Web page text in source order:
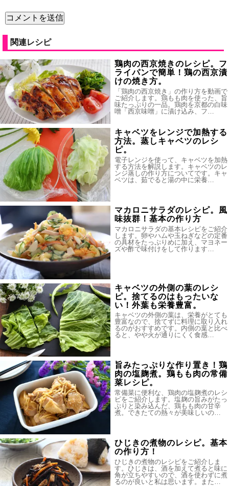
関連レシピ
鶏肉の西京焼きのレシピ。フ
ライパンで簡単！鶏の西京漬
けの焼き方。
「鶏肉の西京焼き」の作り方を動画で
ご紹介します。鶏もも肉を使った、旨
味たっぷりの一品。鶏肉を京都の白味
噌「西京味噌」に漬け込み、フ…
キャベツをレンジで加熱する
方法。蒸しキャベツのレシ
ピ。
電子レンジを使って、キャベツを加熱
する方法を解説します。キャベツのレ
ンジ蒸しの作り方についてです。キャ
ベツは、茹でると湯の中に栄養…
マカロニサラダのレシピ。風
味抜群！基本の作り方
マカロニサラダの基本レシピをご紹介
します。卵やハムや玉ねぎなどの定番
の具材をたっぷりめに加え、マヨネー
ズや酢で味付けをして作ります…
キャベツの外側の葉のレシ
ピ。捨てるのはもったいな
い！外葉も栄養豊富。
キャベツの外側の葉は、栄養がとても
豊富なので、捨てずに料理に取り入れ
るのがおすすめです。内側の葉と比べ
ると、やや火が通りにくく食感…
旨みたっぷりな作り置き！鶏
肉の塩麹煮。鶏もも肉の常備
菜レシピ。
常備菜に便利な、鶏肉の塩麹煮のレシ
ピをご紹介します。塩麹の旨みがたっ
ぷりと染み込んだ、鶏もも肉の甘辛
煮。できたての熱々が美味しいの…
ひじきの煮物のレシピ。基本
の作り方！
ひじきの煮物のレシピをご紹介しま
す。ひじきは、酒を加えて煮ると味に
角が立ちやすいので、酒を使わずに煮
るのが良いと私は思います。また…